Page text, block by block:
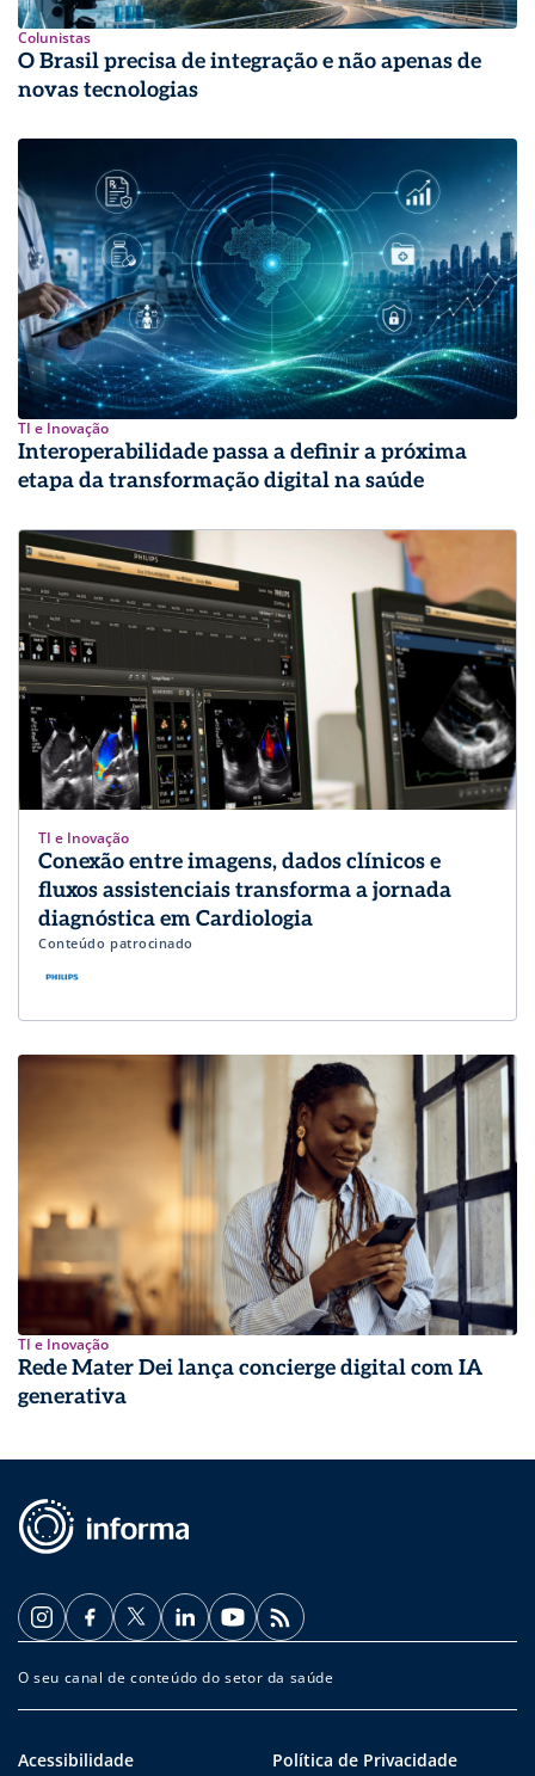
Colunistas
O Brasil precisa de integração e não apenas de
novas tecnologias
TI e Inovação
Interoperabilidade passa a definir a próxima
etapa da transformação digital na saúde
TI e Inovação
Conexão entre imagens, dados clínicos e
fluxos assistenciais transforma a jornada
diagnóstica em Cardiologia
Conteúdo patrocinado
TI e Inovação
Rede Mater Dei lança concierge digital com IA
generativa
O seu canal de conteúdo do setor da saúde
Acessibilidade Política de Privacidade